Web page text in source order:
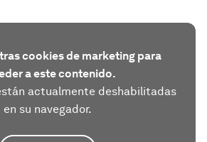
cookies de marketing para
a este contenido.
actualmente deshabilitadas
en su navegador.